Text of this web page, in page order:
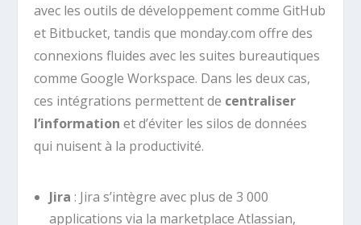
avec les outils de développement comme GitHub
et Bitbucket, tandis que monday.com offre des
connexions fluides avec les suites bureautiques
comme Google Workspace. Dans les deux cas,
ces intégrations permettent de centraliser
l’information et d’éviter les silos de données
qui nuisent à la productivité.
Jira : Jira s’intègre avec plus de 3 000
applications via la marketplace Atlassian,